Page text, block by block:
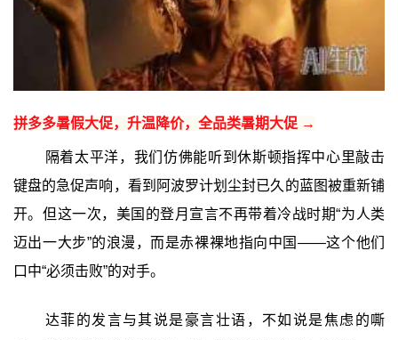
拼多多暑假大促，升温降价，全品类暑期大促 →
隔着太平洋，我们仿佛能听到休斯顿指挥中心里敲击
键盘的急促声响，看到阿波罗计划尘封已久的蓝图被重新铺
开。但这一次，美国的登月宣言不再带着冷战时期“为人类
迈出一大步”的浪漫，而是赤裸裸地指向中国——这个他们
口中“必须击败”的对手。
达菲的发言与其说是豪言壮语，不如说是焦虑的嘶